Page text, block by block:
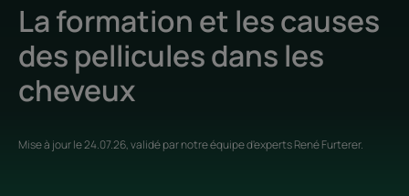
La formation et les causes
des pellicules dans les
cheveux
Mise à jour le24.07.26, validé parnotre équipe d'experts René Furterer.